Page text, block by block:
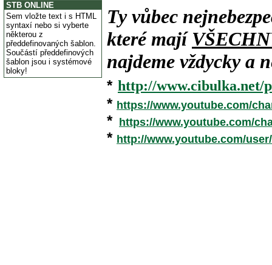
STB ONLINE
Sem vložte text i s HTML
syntaxí nebo si vyberte
některou z
předdefinovaných šablon.
Součástí předdefinových
šablon jsou i systémové
bloky!
Ty vůbec
které mají
najdeme vždycky a
* http://www.cibulka.net/
* https://www.youtube.com/
* https://www.youtube.com/
* http://www.youtube.com/